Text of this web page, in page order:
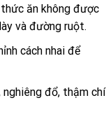
thức ăn không được
và đường ruột.
cách nhai để
nghiêng đổ, thậm chí